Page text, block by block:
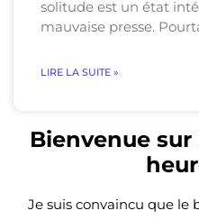
solitude est un état
mauvaise presse.
LIRE LA SUITE »
Bienvenue
Je suis convaincu que le